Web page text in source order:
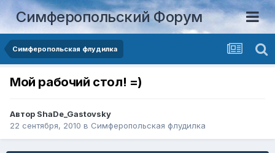
Симферопольский Форум
Симферопольская флудилка
Мой рабочий стол! =)
Автор ShaDe_Gastovsky
22 сентября, 2010 в Симферопольская флудилка